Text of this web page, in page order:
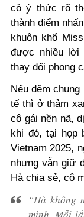
cô ý thức rõ
thành điểm
khuôn khổ
được nhiều lời
thay đổi phong
Nếu đêm
tế thì ở thảm
cô gái nền nã,
khi đó, tại họp
Vietnam 2025,
nhưng vẫn giữ
Hà chia sẻ, cô
“Hà không